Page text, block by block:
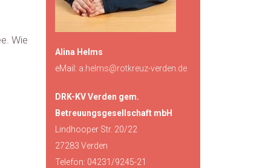
Wie
Alina Helms
eMail: a.helms@rotkreuz-verden.de
DRK-KV Verden gem.
Betreuungsgesellschaft mbH
Lindhooper Str. 20/22
27283 Verden
Telefon: 04231/9245-21